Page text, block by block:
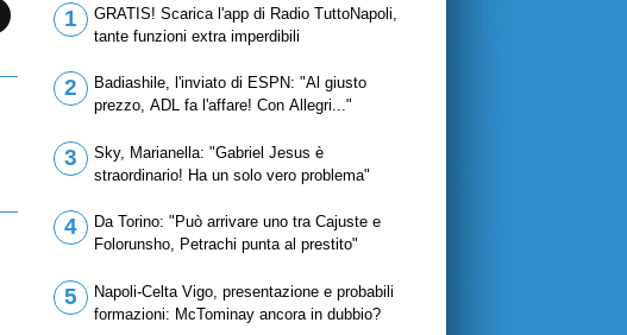
1
GRATIS! Scarica l'app di Radio TuttoNapoli,
tante funzioni extra imperdibili
2
Badiashile, l'inviato di ESPN: "Al giusto
prezzo, ADL fa l'affare! Con Allegri..."
3
Sky, Marianella: "Gabriel Jesus è
straordinario! Ha un solo vero problema"
4
Da Torino: "Può arrivare uno tra Cajuste e
Folorunsho, Petrachi punta al prestito"
5
Napoli-Celta Vigo, presentazione e probabili
formazioni: McTominay ancora in dubbio?